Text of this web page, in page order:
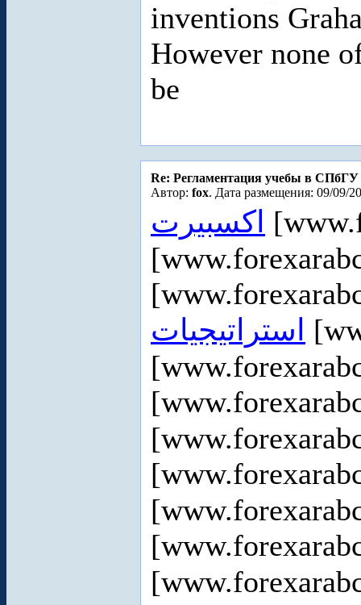
inventions
However none
be
Re: Регламентация учебы в СПбГУ
Автор: fox. Дата размещения: 09/09/
اكسبيرت
استراتيجيات